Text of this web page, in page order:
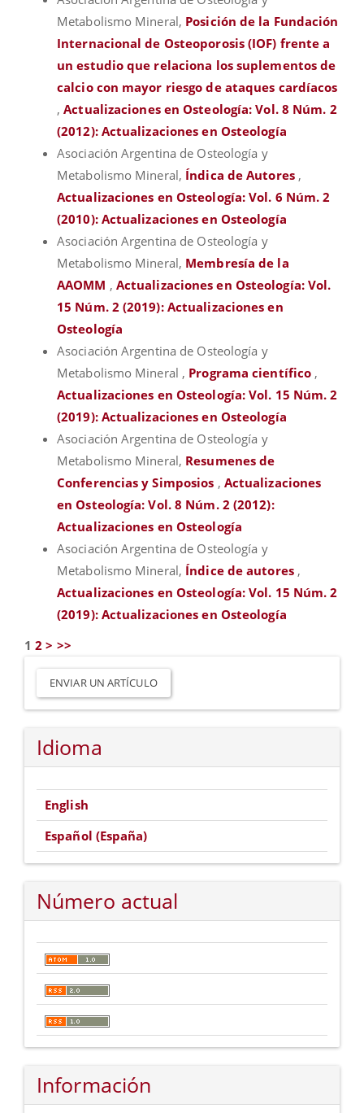
Metabolismo Mineral, Posición de la Fundación
Internacional de Osteoporosis (IOF) frente a
un estudio que relaciona los suplementos de
calcio con mayor riesgo de ataques cardíacos
,Actualizaciones en Osteología: Vol. 8 Núm. 2
(2012): Actualizaciones en Osteología
Asociación Argentina de Osteología y
Metabolismo Mineral, Índica de Autores ,
Actualizaciones en Osteología: Vol. 6 Núm. 2
(2010): Actualizaciones en Osteología
Asociación Argentina de Osteología y
Metabolismo Mineral, Membresía de la
AAOMM , Actualizaciones en Osteología: Vol.
15 Núm. 2 (2019): Actualizaciones en
Osteología
Asociación Argentina de Osteología y
Metabolismo Mineral , Programa científico ,
Actualizaciones en Osteología: Vol. 15 Núm. 2
(2019): Actualizaciones en Osteología
Asociación Argentina de Osteología y
Metabolismo Mineral, Resumenes de
Conferencias y Simposios , Actualizaciones
en Osteología: Vol. 8 Núm. 2 (2012):
Actualizaciones en Osteología
Asociación Argentina de Osteología y
Metabolismo Mineral, Índice de autores ,
Actualizaciones en Osteología: Vol. 15 Núm. 2
(2019): Actualizaciones en Osteología
1 2 > >>
Enviar
artículo
ENVIAR UN ARTÍCULO
Idioma
English
Español (España)
Número actual
Información